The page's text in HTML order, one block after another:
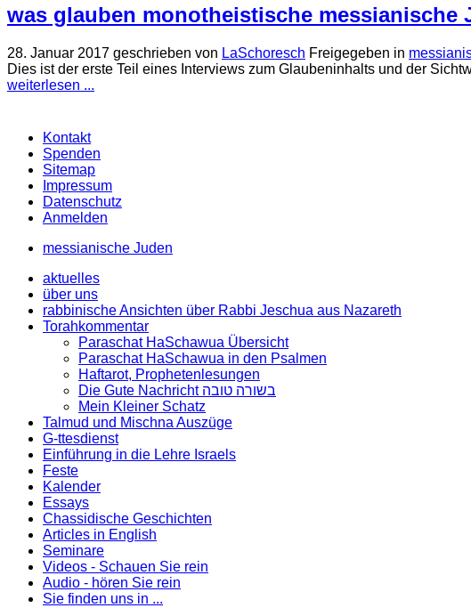
was glauben monotheistische messianische
28. Januar 2017 geschrieben von LaSchoresch Freigegeben in
Dies ist der erste Teil eines Interviews zum Glaubeninhalts und der
weiterlesen ...
Kontakt
Spenden
Sitemap
Impressum
Datenschutz
Anmelden
messianische Juden
aktuelles
über uns
rabbinische Ansichten über Rabbi Jeschua aus Nazareth
Torahkommentar
Paraschat HaSchawua Übersicht
Paraschat HaSchawua in den Psalmen
Haftarot, Prophetenlesungen
Die Gute Nachricht בשורה טובה
Mein Kleiner Schatz
Talmud und Mischna Auszüge
G-ttesdienst
Einführung in die Lehre Israels
Feste
Kalender
Essays
Chassidische Geschichten
Articles in English
Seminare
Videos - Schauen Sie rein
Audio - hören Sie rein
Sie finden uns in ...